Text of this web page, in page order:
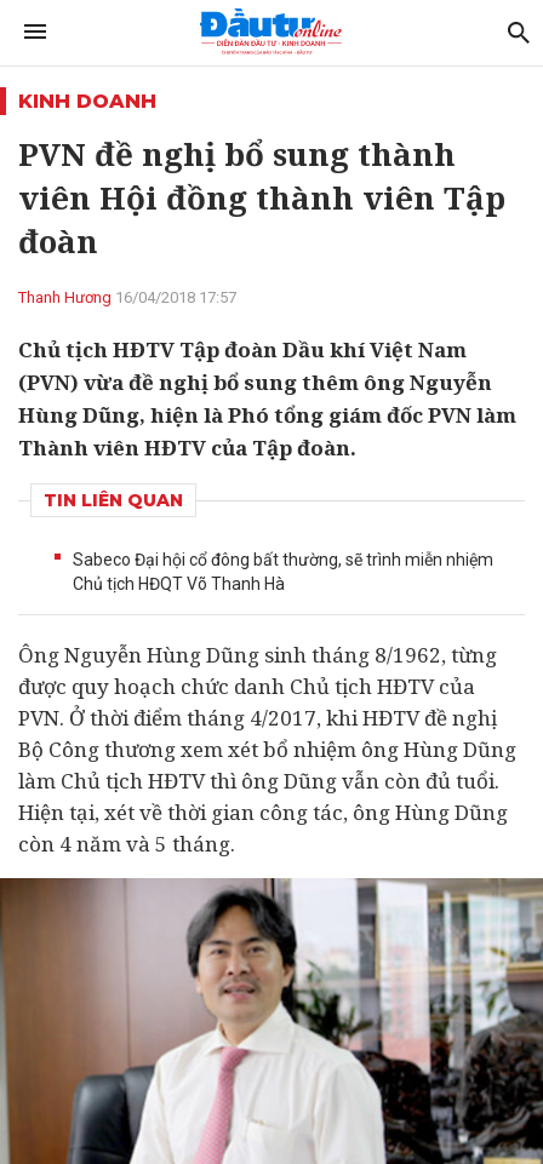
KINH DOANH
PVN đề nghị bổ sung thành
viên Hội đồng thành viên Tập
đoàn
Thanh Hương 16/04/2018 17:57
Chủ tịch HĐTV Tập đoàn Dầu khí Việt Nam
(PVN) vừa đề nghị bổ sung thêm ông Nguyễn
Hùng Dũng, hiện là Phó tổng giám đốc PVN làm
Thành viên HĐTV của Tập đoàn.
TIN LIÊN QUAN
Sabeco Đại hội cổ đông bất thường, sẽ trình miễn nhiệm
Chủ tịch HĐQT Võ Thanh Hà
Ông Nguyễn Hùng Dũng sinh tháng 8/1962, từng
được quy hoạch chức danh Chủ tịch HĐTV của
PVN. Ở thời điểm tháng 4/2017, khi HĐTV đề nghị
Bộ Công thương xem xét bổ nhiệm ông Hùng Dũng
làm Chủ tịch HĐTV thì ông Dũng vẫn còn đủ tuổi.
Hiện tại, xét về thời gian công tác, ông Hùng Dũng
còn 4 năm và 5 tháng.